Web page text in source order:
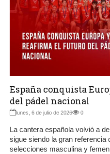
España conquista
del pádel nacional
lunes, 6 de julio de 2026 0
La cantera española volvió a
sigue siendo la gran referencia
selecciones masculina y